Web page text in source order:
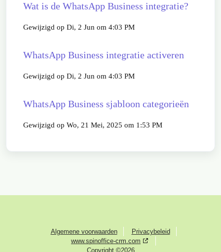
Wat is de WhatsApp Business integratie?
Gewijzigd op Di, 2 Jun om 4:03 PM
WhatsApp Business integratie activeren
Gewijzigd op Di, 2 Jun om 4:03 PM
WhatsApp Business sjabloon categorieën
Gewijzigd op Wo, 21 Mei, 2025 om 1:53 PM
Algemene voorwaarden
Privacybeleid
www.spinoffice-crm.com
Copyright ©2026